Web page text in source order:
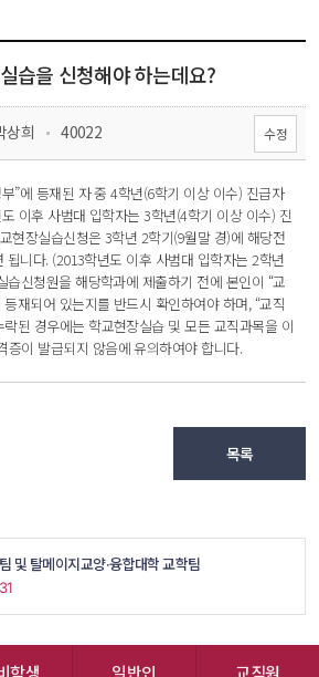
유
습을 신청해야 하는데요?
상희 40022 수정
”에 등재된 자 중 4학년(6학기 이상 이수) 진급자
이후 사범대 입학자는 3학년(4학기 이상 이수) 진
현장실습신청은 3학년 2학기(9월말 경)에 해당전
됩니다. (2013학년도 이후 사범대 입학자는 2학년
습신청원을 해당학과에 제출하기 전에 본인이 “교
재되어 있는지를 반드시 확인하여야 하며, “교직
된 경우에는 학교현장실습 및 모든 교직과목을 이
증이 발급되지 않음에 유의하여야 합니다.
목록
및 탈메이지교양·융합대학 교학팀
학생 일반인 교직원